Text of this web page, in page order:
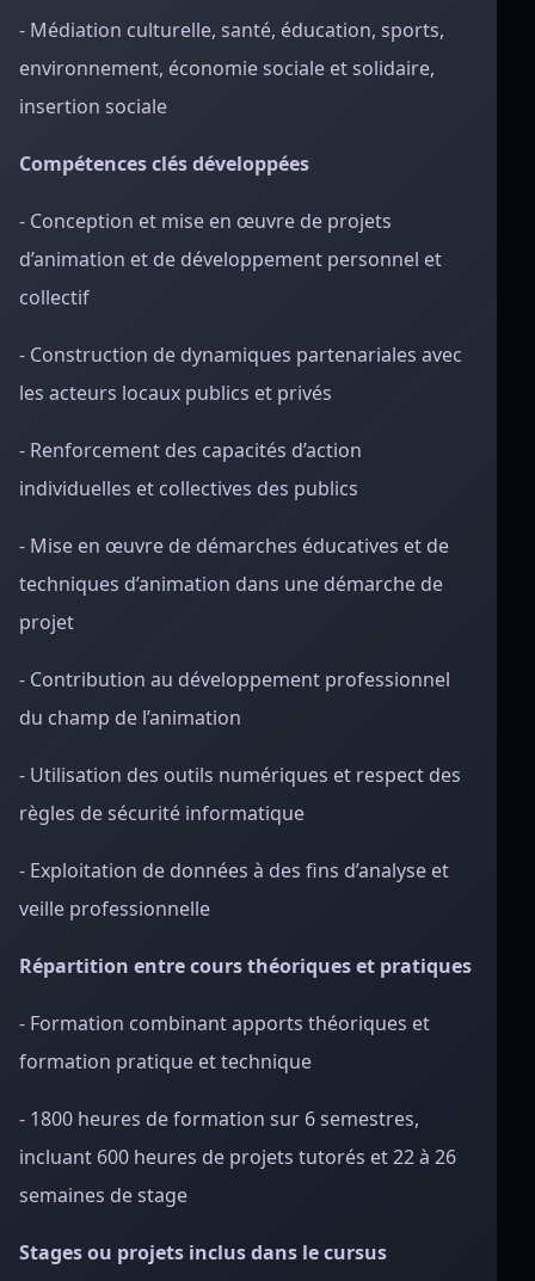
- Médiation culturelle, santé, éducation, sports,
environnement, économie sociale et solidaire,
insertion sociale
Compétences clés développées
- Conception et mise en œuvre de projets
d’animation et de développement personnel et
collectif
- Construction de dynamiques partenariales avec
les acteurs locaux publics et privés
- Renforcement des capacités d’action
individuelles et collectives des publics
- Mise en œuvre de démarches éducatives et de
techniques d’animation dans une démarche de
projet
- Contribution au développement professionnel
du champ de l’animation
- Utilisation des outils numériques et respect des
règles de sécurité informatique
- Exploitation de données à des fins d’analyse et
veille professionnelle
Répartition entre cours théoriques et pratiques
- Formation combinant apports théoriques et
formation pratique et technique
- 1800 heures de formation sur 6 semestres,
incluant 600 heures de projets tutorés et 22 à 26
semaines de stage
Stages ou projets inclus dans le cursus